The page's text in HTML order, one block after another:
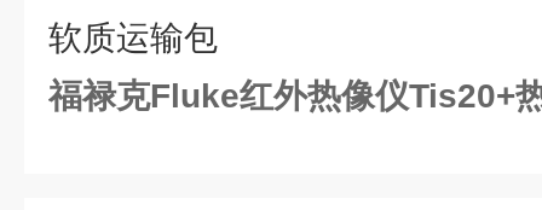
软质运输包
福禄克Fluke红外热像仪Tis20+